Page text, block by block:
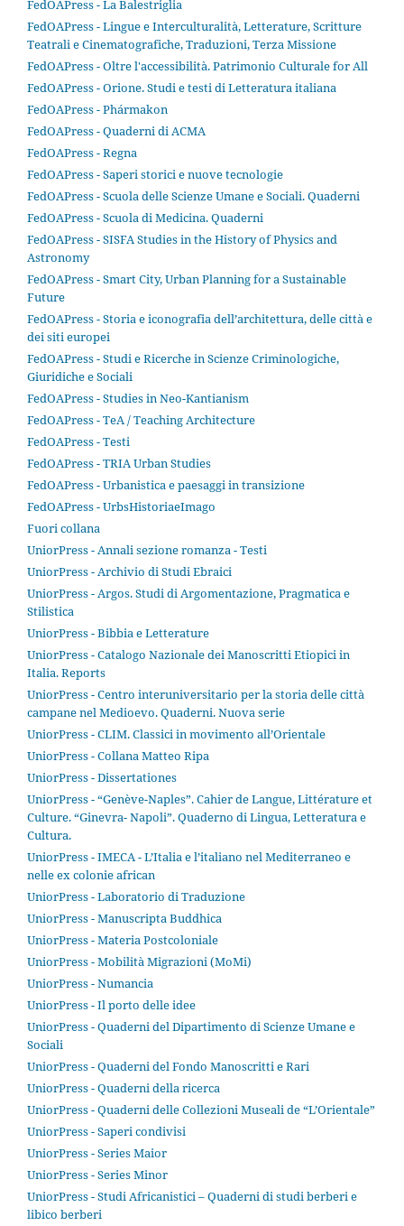
FedOAPress - La Balestriglia
FedOAPress - Lingue e Interculturalità, Letterature, Scritture
Teatrali e Cinematografiche, Traduzioni, Terza Missione
FedOAPress - Oltre l'accessibilità. Patrimonio Culturale for All
FedOAPress - Orione. Studi e testi di Letteratura italiana
FedOAPress - Phármakon
FedOAPress - Quaderni di ACMA
FedOAPress - Regna
FedOAPress - Saperi storici e nuove tecnologie
FedOAPress - Scuola delle Scienze Umane e Sociali. Quaderni
FedOAPress - Scuola di Medicina. Quaderni
FedOAPress - SISFA Studies in the History of Physics and
Astronomy
FedOAPress - Smart City, Urban Planning for a Sustainable
Future
FedOAPress - Storia e iconografia dell’architettura, delle città e
dei siti europei
FedOAPress - Studi e Ricerche in Scienze Criminologiche,
Giuridiche e Sociali
FedOAPress - Studies in Neo-Kantianism
FedOAPress - TeA / Teaching Architecture
FedOAPress - Testi
FedOAPress - TRIA Urban Studies
FedOAPress - Urbanistica e paesaggi in transizione
FedOAPress - UrbsHistoriaeImago
Fuori collana
UniorPress - Annali sezione romanza - Testi
UniorPress - Archivio di Studi Ebraici
UniorPress - Argos. Studi di Argomentazione, Pragmatica e
Stilistica
UniorPress - Bibbia e Letterature
UniorPress - Catalogo Nazionale dei Manoscritti Etiopici in
Italia. Reports
UniorPress - Centro interuniversitario per la storia delle città
campane nel Medioevo. Quaderni. Nuova serie
UniorPress - CLIM. Classici in movimento all’Orientale
UniorPress - Collana Matteo Ripa
UniorPress - Dissertationes
UniorPress - “Genève-Naples”. Cahier de Langue, Littérature et
Culture. “Ginevra- Napoli”. Quaderno di Lingua, Letteratura e
Cultura.
UniorPress - IMECA - L’Italia e l’italiano nel Mediterraneo e
nelle ex colonie african
UniorPress - Laboratorio di Traduzione
UniorPress - Manuscripta Buddhica
UniorPress - Materia Postcoloniale
UniorPress - Mobilità Migrazioni (MoMi)
UniorPress - Numancia
UniorPress - Il porto delle idee
UniorPress - Quaderni del Dipartimento di Scienze Umane e
Sociali
UniorPress - Quaderni del Fondo Manoscritti e Rari
UniorPress - Quaderni della ricerca
UniorPress - Quaderni delle Collezioni Museali de “L’Orientale”
UniorPress - Saperi condivisi
UniorPress - Series Maior
UniorPress - Series Minor
UniorPress - Studi Africanistici – Quaderni di studi berberi e
libico berberi